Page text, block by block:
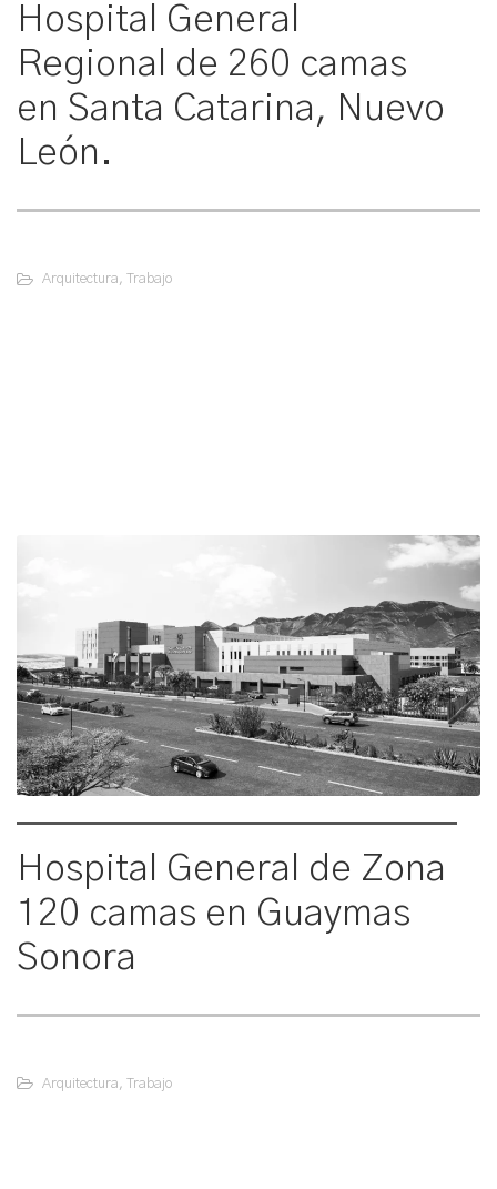
Hospital General
Regional de 260 camas
en Santa Catarina, Nuevo
León.
Arquitectura, Trabajo
Hospital General de Zona
120 camas en Guaymas
Sonora
Arquitectura, Trabajo